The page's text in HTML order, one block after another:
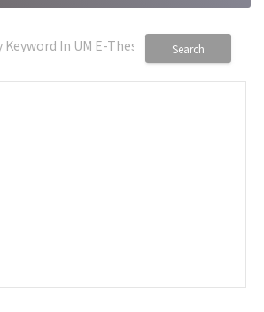
Search